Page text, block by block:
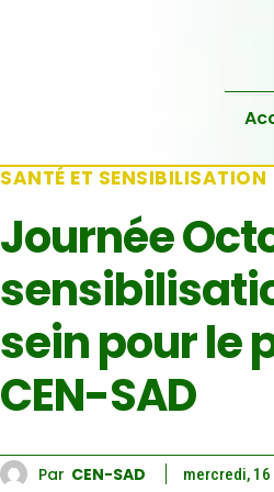
SANTÉ ET SENSIBILISATION
Journée
sein pour le
CEN-SAD
Par CEN-SAD mercredi,